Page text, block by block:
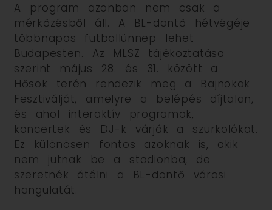
A program azonban nem csak a
mérkőzésből áll. A BL-döntő hétvégéje
többnapos futballünnep lehet
Budapesten. Az MLSZ tájékoztatása
szerint május 28. és 31. között a
Hősök terén rendezik meg a Bajnokok
Fesztiválját, amelyre a belépés díjtalan,
és ahol interaktív programok,
koncertek és DJ-k várják a szurkolókat.
Ez különösen fontos azoknak is, akik
nem jutnak be a stadionba, de
szeretnék átélni a BL-döntő városi
hangulatát.